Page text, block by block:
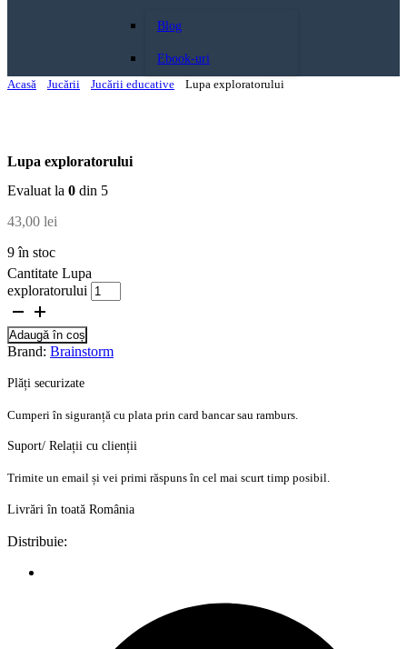
Blog
Ebook-uri
Acasă
Jucării Jucării educative Lupa exploratorului
Lupa exploratorului
Evaluat la 0 din 5
43,00 lei
9 în stoc
Cantitate Lupa
exploratorului
Adaugă în coș
Brand: Brainstorm
Plăți securizate
Cumperi în siguranță cu plata prin card bancar sau ramburs.
Suport/ Relații cu clienții
Trimite un email și vei primi răspuns în cel mai scurt timp posibil.
Livrări în toată România
Distribuie: